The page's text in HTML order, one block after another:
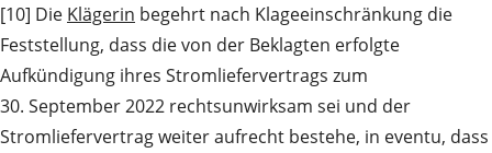
[10] Die Klägerin begehrt nach Klageeinschränkung die
Feststellung, dass die von der Beklagten erfolgte
Aufkündigung ihres Stromliefervertrags zum
30. September 2022 rechtsunwirksam sei und der
Stromliefervertrag weiter aufrecht bestehe, in eventu, dass